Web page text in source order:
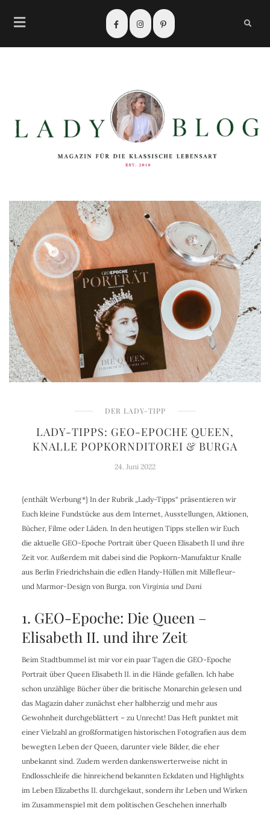
DER LADY-TIPP
LADY-TIPPS: GEO-EPOCHE QUEEN,
KNALLE POPKORNDITOREI & BURGA
24. Juni 2022
{enthält Werbung*} In der Rubrik „Lady-Tipps“ präsentieren wir
Euch kleine Fundstücke aus dem Internet, Ausstellungen, Aktionen,
Bücher, Filme oder Läden. In den heutigen Tipps stellen wir Euch
die aktuelle GEO-Epoche Portrait über Queen Elisabeth II und ihre
Zeit vor. Außerdem mit dabei sind die Popkorn-Manufaktur Knalle
aus Berlin Friedrichshain die edlen Handy-Hüllen mit Millefleur-
und Marmor-Design von Burga. von Virginia und Dani
1. GEO-Epoche: Die Queen –
Elisabeth II. und ihre Zeit
Beim Stadtbummel ist mir vor ein paar Tagen die GEO-Epoche
Portrait über Queen Elisabeth II. in die Hände gefallen. Ich habe
schon unzählige Bücher über die britische Monarchin gelesen und
das Magazin daher zunächst eher halbherzig und mehr aus
Gewohnheit durchgeblättert – zu Unrecht! Das Heft punktet mit
einer Vielzahl an großformatigen historischen Fotografien aus dem
bewegten Leben der Queen, darunter viele Bilder, die eher
unbekannt sind. Zudem werden dankenswerterweise nicht in
Endlosschleife die hinreichend bekannten Eckdaten und Highlights
im Leben Elizabeths II. durchgekaut, sondern ihr Leben und Wirken
im Zusammenspiel mit dem politischen Geschehen innerhalb